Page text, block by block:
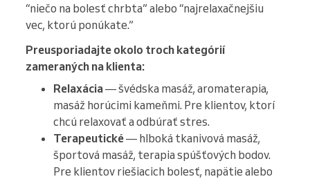
“niečo na bolesť chrbta” alebo “najrelaxačnejšiu
vec, ktorú ponúkate.”
Preusporiadajte okolo troch kategórií
zameraných na klienta:
Relaxácia— švédska masáž, aromaterapia,
masáž horúcimi kameňmi. Pre klientov, ktorí
chcú relaxovať a odbúrať stres.
Terapeutické— hlboká tkanivová masáž,
športová masáž, terapia spúšťových bodov.
Pre klientov riešiacich bolesť, napätie alebo